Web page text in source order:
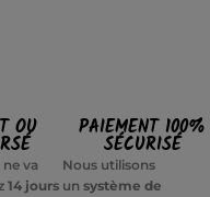
OU
va
14 jours
PAIEMENT 100%
SÉCURISÉ
Nous utilisons
un système de